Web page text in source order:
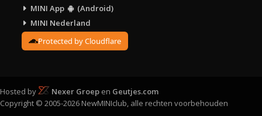
MINI App
(Android)
MINI Nederland
Protected by Cloudflare
Hosted by Nexer Groep en Geutjes.com
Copyright © 2005-2026 NewMINIclub, alle rechten voorbehouden